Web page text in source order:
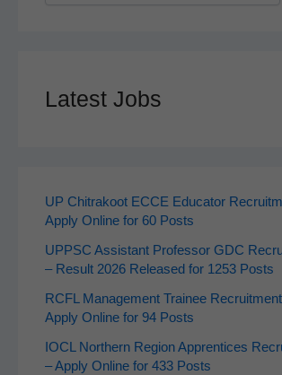
Latest Jobs
UP Chitrakoot ECCE Educator
Apply Online for 60 Posts
UPPSC Assistant Professor GDC
– Result 2026 Released for 1253 Posts
RCFL Management Trainee
Apply Online for 94 Posts
IOCL Northern Region Apprentices
– Apply Online for 433 Posts